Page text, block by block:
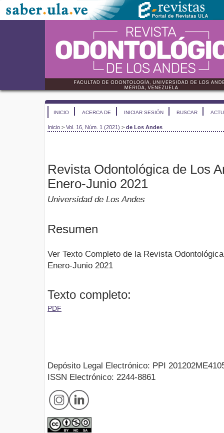
INICIO ACERCA DE INICIAR SESIÓN BUSCAR
Inicio > Vol. 16, Núm. 1 (2021) > de Los Andes
Revista Odontológica de Los
Enero-Junio 2021
Universidad de Los Andes
Resumen
Ver Texto Completo de la Revista
Enero-Junio 2021
Texto completo:
PDF
Depósito Legal Electrónico: PPI
ISSN Electrónico: 2244-8861